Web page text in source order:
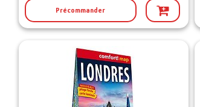
Précommander